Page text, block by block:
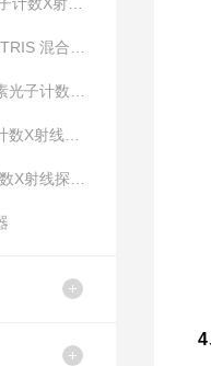
数X射线探测器
X射线探测器
线探测器
线探测器
4